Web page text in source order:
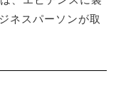
ネスパーソンが取